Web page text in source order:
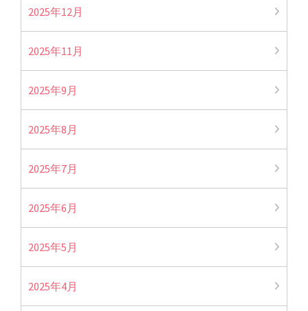
2025年12月
2025年11月
2025年9月
2025年8月
2025年7月
2025年6月
2025年5月
2025年4月